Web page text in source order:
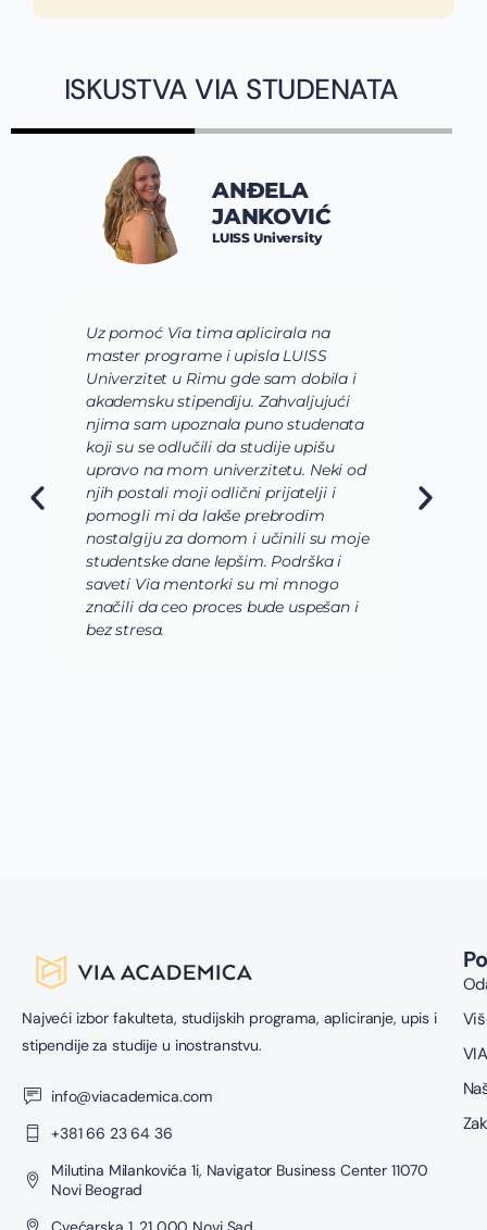
ISKUSTVA VIA STUDENATA
Uz pomoć Via tima aplicirala na
master programe i upisla LUISS
Univerzitet u Rimu gde sam dobila i
akademsku stipendiju. Zahvaljujući
njima sam upoznala puno studenata
koji su se odlučili da studije upišu
upravo na mom univerzitetu. Neki od
njih postali moji odlični prijatelji i
pomogli mi da lakše prebrodim
nostalgiju za domom i učinili su moje
studentske dane lepšim. Podrška i
saveti Via mentorki su mi mnogo
značili da ceo proces bude uspešan i
bez stresa.
ANĐELA
JANKOVIĆ
LUISS University
Najveći izbor fakulteta, studijskih programa, apliciranje, upis i
stipendije za studije u inostranstvu.
info@viacademica.com
+381 66 23 64 36
Milutina Milankovića 1i, Navigator Business Center 11070
Novi Beograd